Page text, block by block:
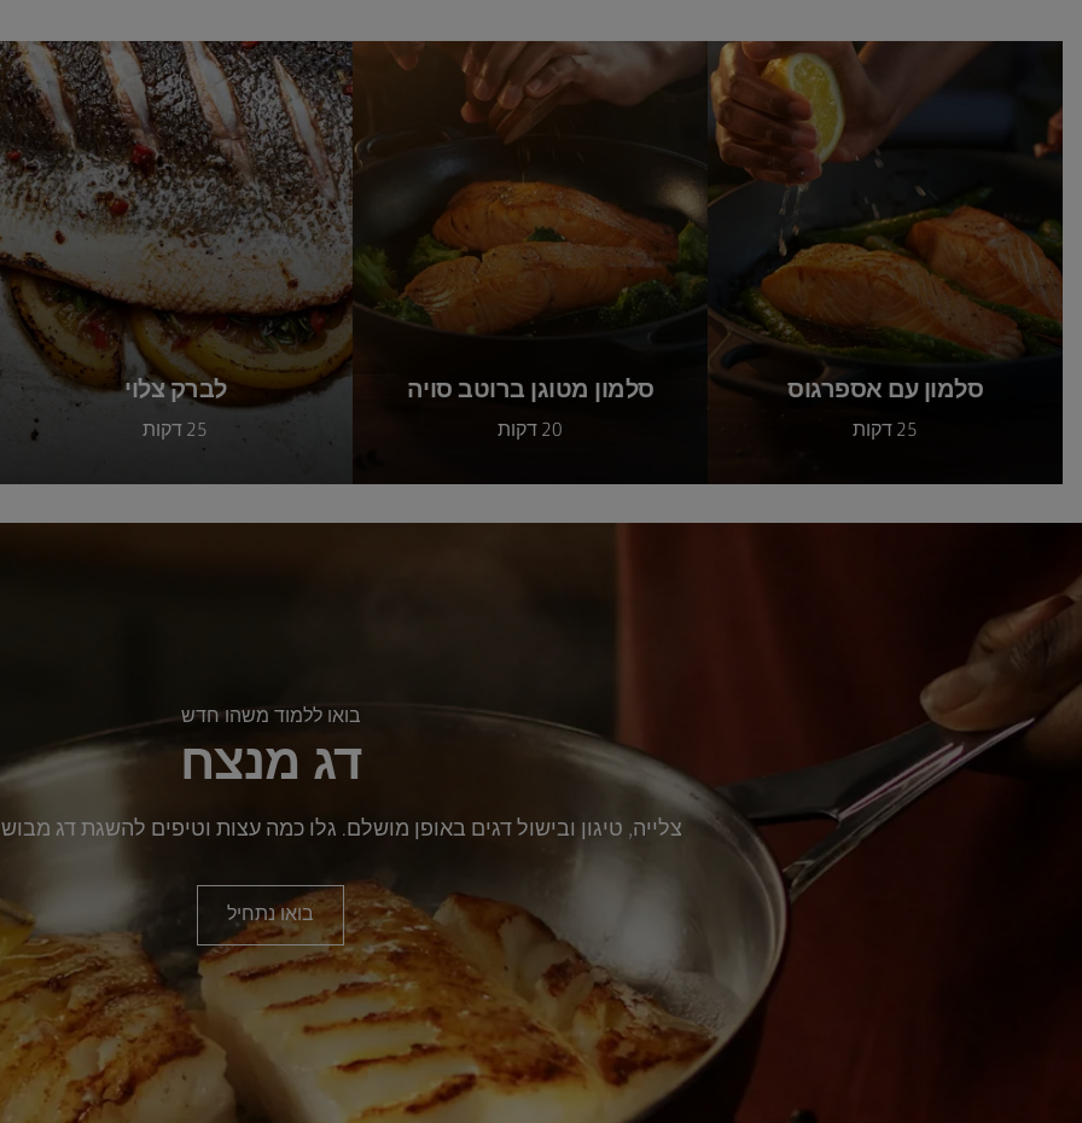
סלמון עם אספרגוס
25 דקות
סלמון מטוגן ברוטב סויה
20 דקות
לברק צלוי
25 דקות
בואו ללמוד משהו חדש
דג מנצח
צלייה, טיגון ובישול דגים באופן מושלם. גלו כמה עצות וטיפים להשגת דג
בואו נתחיל